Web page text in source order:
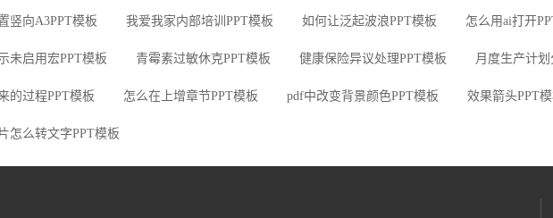
竖向A3PPT模板 我爱我家内部培训PPT模板 如何让泛起波浪PPT模板 怎么用ai打开
未启用宏PPT模板 青霉素过敏休克PPT模板 健康保险异议处理PPT模板 月度生产计
的过程PPT模板 怎么在上增章节PPT模板 pdf中改变背景颜色PPT模板 效果箭头PPT
怎么转文字PPT模板